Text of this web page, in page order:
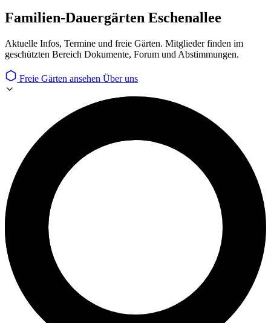
Familien-Dauergärten Eschenallee
Aktuelle Infos, Termine und freie Gärten. Mitglieder finden im
geschützten Bereich Dokumente, Forum und Abstimmungen.
Freie Gärten ansehen Über uns